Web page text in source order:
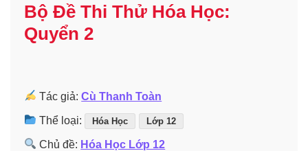
Bộ Đề Thi Thử Hóa Học:
Quyển 2
Tác giả:Cù Thanh Toàn
Thể loại: Hóa Học Lớp 12
Chủ đề: Hóa Học Lớp 12